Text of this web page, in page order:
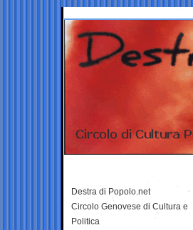
Destra di Popolo.net
Circolo Genovese di Cultura e
Politica